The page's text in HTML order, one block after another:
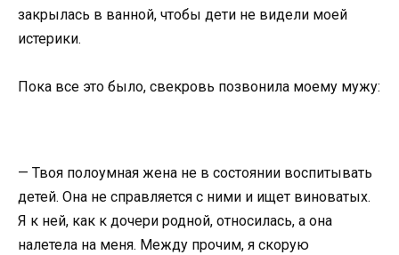
закрылась в ванной, чтобы дети не видели моей
истерики.
Пока все это было, свекровь позвонила моему мужу:
— Твоя полоумная жена не в состоянии воспитывать
детей. Она не справляется с ними и ищет виноватых.
Я к ней, как к дочери родной, относилась, а она
налетела на меня. Между прочим, я скорую